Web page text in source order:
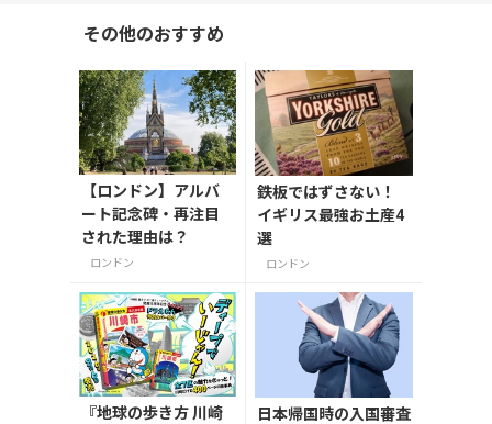
その他のおすすめ
【ロンドン】アルバ
ート記念碑・再注目
された理由は？
ロンドン
鉄板ではずさない！
イギリス最強お土産4
選
ロンドン
『地球の歩き方 川崎
日本帰国時の入国審査